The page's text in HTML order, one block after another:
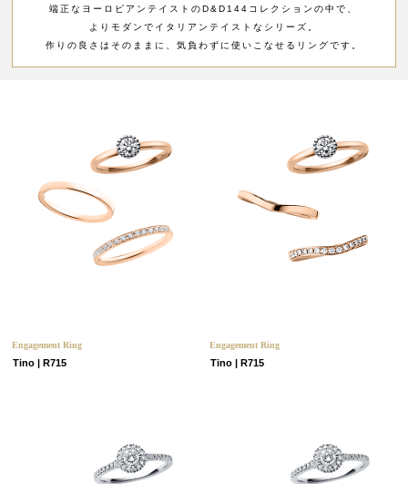
端正なヨーロピアンテイストのD&D144コレクションの中で、
よりモダンでイタリアンテイストなシリーズ。
作りの良さはそのままに、気負わずに使いこなせるリングです。
Engagement Ring
Tino | R715
Engagement Ring
Tino | R715